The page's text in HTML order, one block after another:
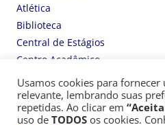
Atlética
Biblioteca
Central de Estágios
Centro Acadêmico
Centro de Eventos
Rádio Gazeta Online
Usamos cookies para
relevante, lembrando suas
repetidas. Ao clicar em
uso de TODOS os cookies.